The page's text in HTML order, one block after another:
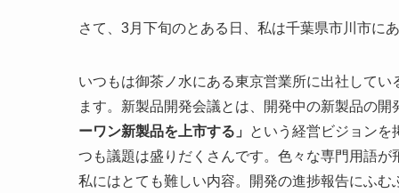
さて、3月下旬のとある日、私は千葉県市川市に
いつもは御茶ノ水にある東京営業所に出社して
ます。新製品開発会議とは、開発中の新製品の
ーワン新製品を上市する」
という経営ビジョンを
つも議題は盛りだくさんです。色々な専門用語
私にはとても難しい内容。開発の進捗報告にふ